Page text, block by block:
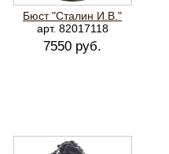
Бюст "Сталин И.В."
арт. 82017118
7550 руб.